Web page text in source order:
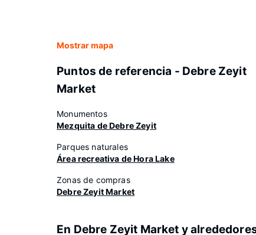
Mostrar mapa
Puntos de referencia - Debre Zeyit
Market
Monumentos
Mezquita de Debre Zeyit
Parques naturales
Área recreativa de Hora Lake
Zonas de compras
Debre Zeyit Market
En Debre Zeyit Market y